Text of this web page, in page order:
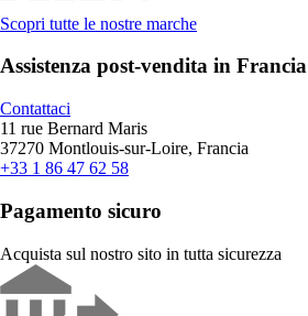
Scopri tutte le nostre marche
Assistenza post-vendita in Francia
Contattaci
11 rue Bernard Maris
37270 Montlouis-sur-Loire, Francia
+33 1 86 47 62 58
Pagamento sicuro
Acquista sul nostro sito in tutta sicurezza